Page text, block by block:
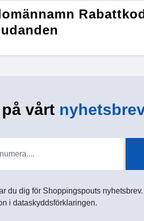
vårt
du dig för Shoppingspouts
i dataskyddsförklaringen.